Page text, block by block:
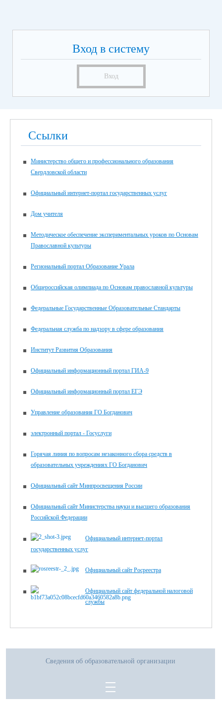
Вход в систему
Вход
Ссылки
Министерство общего и профессионального образования
Свердловской области
Официальный интернет-портал государственных услуг
Дом учителя
Методическое обеспечение экспериментальных уроков по Основам
Православной культуры
Региональный портал Образование Урала
Общероссийская олимпиада по Основам православной культуры
Федеральные Государственные Образовательные Стандарты
Федеральная служба по надзору в сфере образования
Институт Развития Образования
Официальный информационный портал ГИА-9
Официальный информационный портал ЕГЭ
Управление образования ГО Богданович
электронный портал - Госуслуги
Горячая линия по вопросам незаконного сбора средств в
образовательных учреждениях ГО Богданович
Официальный сайт Минпросвещения России
Официальный сайт Министерства науки и высшего образования
Российской Федерации
Официальный интернет-портал
государственных услуг
Официальный сайт Росреестра
Официальный сайт федеральной налоговой
службы
Сведения об образовательной организации